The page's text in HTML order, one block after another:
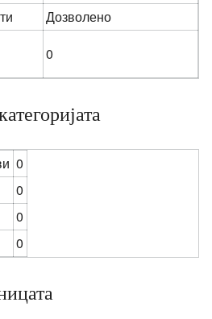
Дозволено
0
0
0
0
0